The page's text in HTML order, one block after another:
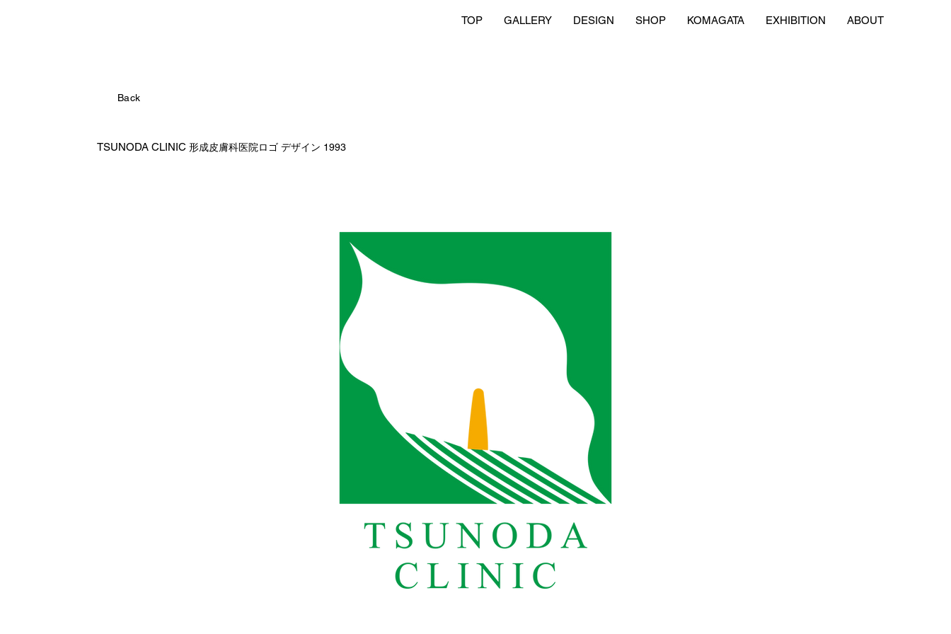
TOP GALLERY DESIGN SHOP KOMAGATA EXHIBITION ABOUT
Back
TSUNODA CLINIC 形成皮膚科医院ロゴ デザイン 1993